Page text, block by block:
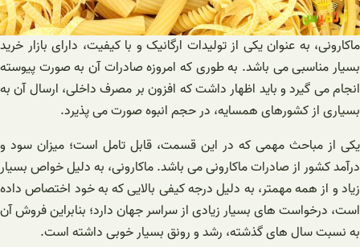
ماکارونی، به عنوان یکی از تولیدات ارگانیک و با کیفیت، دارای بازار خرید
بسیار مناسبی می باشد. به طوری که امروزه صادرات آن به صورت پیوسته
انجام می گیرد و باید اظهار داشت که افزون بر مصرف داخلی، ارسال آن به
بسیاری از کشورهای همسایه، در حجم انبوه صورت می پذیرد.
یکی از مباحث مهمی که در این قسمت، قابل تامل است؛ میزان سود و
درآمد کشور از صادرات ماکارونی می باشد. ماکارونی، به دلیل خواص بسیار
زیاد و از همه مهمتر، به دلیل درجه کیفی بالایی که به خود اختصاص داده
است، درخواست های بسیار زیادی از سراسر جهان دارد؛ بنابراین فروش آن
به نسبت سال های گذشته، رشد و رونق بسیار خوبی داشته است.